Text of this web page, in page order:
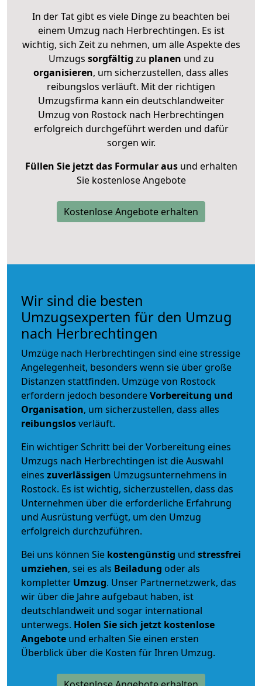
In der Tat gibt es viele Dinge zu beachten bei
einem Umzug nach Herbrechtingen. Es ist
wichtig, sich Zeit zu nehmen, um alle Aspekte des
Umzugs sorgfältig zu planen und zu
organisieren, um sicherzustellen, dass alles
reibungslos verläuft. Mit der richtigen
Umzugsfirma kann ein deutschlandweiter
Umzug von Rostock nach Herbrechtingen
erfolgreich durchgeführt werden und dafür
sorgen wir.
Füllen Sie jetzt das Formular ausund erhalten
Sie kostenlose Angebote
Kostenlose Angebote erhalten
Wir sind die besten
Umzugsexperten für den Umzug
nach Herbrechtingen
Umzüge nach Herbrechtingen sind eine stressige
Angelegenheit, besonders wenn sie über große
Distanzen stattfinden. Umzüge von Rostock
erfordern jedoch besondereVorbereitung und
Organisation, um sicherzustellen, dass alles
reibungslosverläuft.
Ein wichtiger Schritt bei der Vorbereitung eines
Umzugs nach Herbrechtingen ist die Auswahl
eines zuverlässigen Umzugsunternehmens in
Rostock. Es ist wichtig, sicherzustellen, dass das
Unternehmen über die erforderliche Erfahrung
und Ausrüstung verfügt, um den Umzug
erfolgreich durchzuführen.
Bei uns können Sie kostengünstig und stressfrei
umziehen, sei es als Beiladung oder als
kompletter Umzug. Unser Partnernetzwerk, das
wir über die Jahre aufgebaut haben, ist
deutschlandweit und sogar international
unterwegs. Holen Sie sich jetzt kostenlose
Angebote und erhalten Sie einen ersten
Überblick über die Kosten für Ihren Umzug.